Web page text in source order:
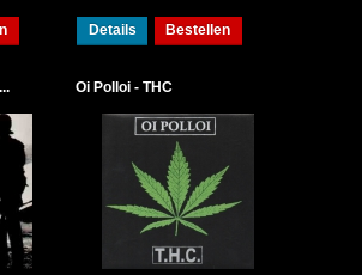
Details Bestellen
Oi Polloi - THC